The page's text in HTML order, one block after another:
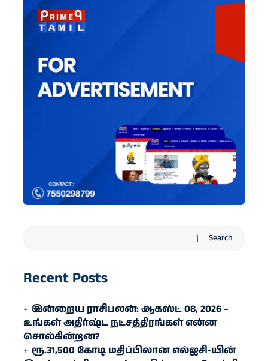
Search
Recent Posts
இன்றைய ராசிபலன்: ஆகஸ்ட் 08, 2026 –
உங்கள் அதிர்ஷ்ட நட்சத்திரங்கள் என்ன
சொல்கின்றன?
ரூ.31,500 கோடி மதிப்பிலான எல்ஐசி-​யின்